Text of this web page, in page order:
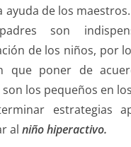
ayuda de los
son
de los niños, por
que poner de
los pequeños en
estrategias
al niño hiperactivo.